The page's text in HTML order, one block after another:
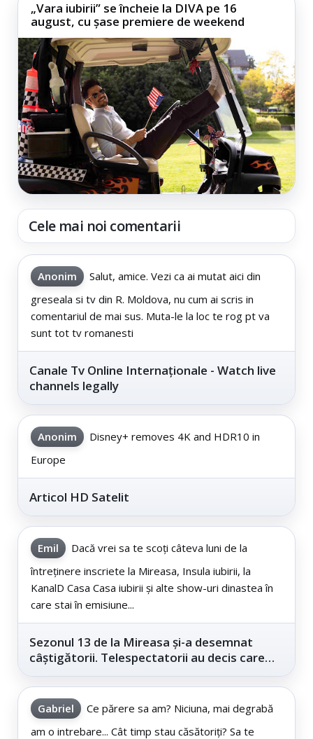
„Vara iubirii” se încheie la DIVA pe 16
august, cu șase premiere de weekend
Cele mai noi comentarii
Anonim
Salut, amice. Vezi ca ai mutat aici din
greseala si tv din R. Moldova, nu cum ai scris in
comentariul de mai sus. Muta-le la loc te rog pt va
sunt tot tv romanesti
Canale Tv Online Internaționale - Watch live
channels legally
Anonim
Disney+ removes 4K and HDR10 in
Europe
Articol HD Satelit
Emil
Dacă vrei sa te scoți câteva luni de la
întreținere inscriete la Mireasa, Insula iubirii, la
KanalD Casa Casa iubirii și alte show-uri dinastea în
care stai în emisiune...
Sezonul 13 de la Mireasa și-a desemnat
câștigătorii. Telespectatorii au decis care
Gabriel
Ce părere sa am? Niciuna, mai degrabă
am o intrebare... Cât timp stau căsătoriți? Sa te